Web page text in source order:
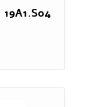
19A1.S04